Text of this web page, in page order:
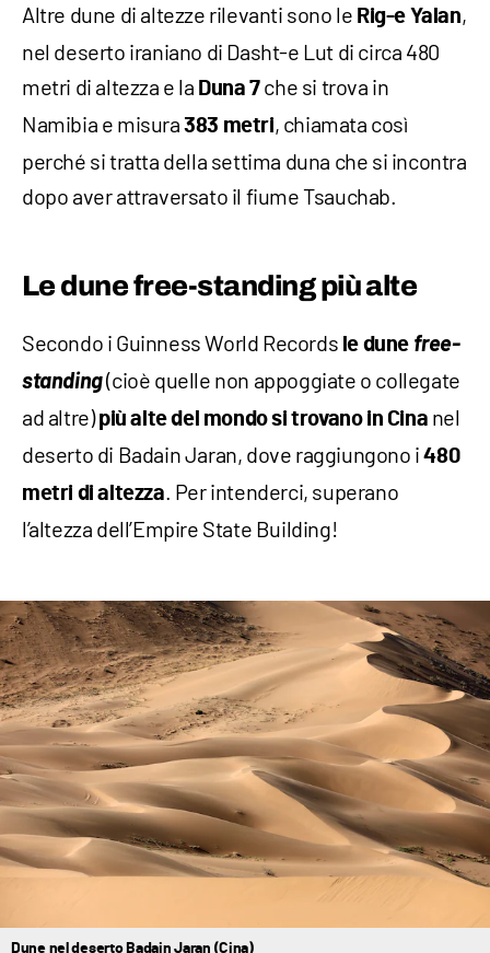
Altre dune di altezze rilevanti sono le Rig-e Yalan,
nel deserto iraniano di Dasht-e Lut di circa 480
metri di altezza e la Duna 7 che si trova in
Namibia e misura383 metri, chiamata così
perché si tratta della settima duna che si incontra
dopo aver attraversato il fiume Tsauchab.
Le dune free-standing più alte
Secondo i Guinness World Records le dune free-
standing(cioè quelle non appoggiate o collegate
ad altre)più alte del mondo si trovano in Cina nel
deserto di Badain Jaran, dove raggiungono i480
metri di altezza. Per intenderci, superano
l’altezza dell’Empire State Building!
Dune nel deserto Badain Jaran (Cina)